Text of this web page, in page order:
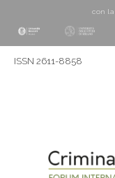
con
ISSN 2611-8858